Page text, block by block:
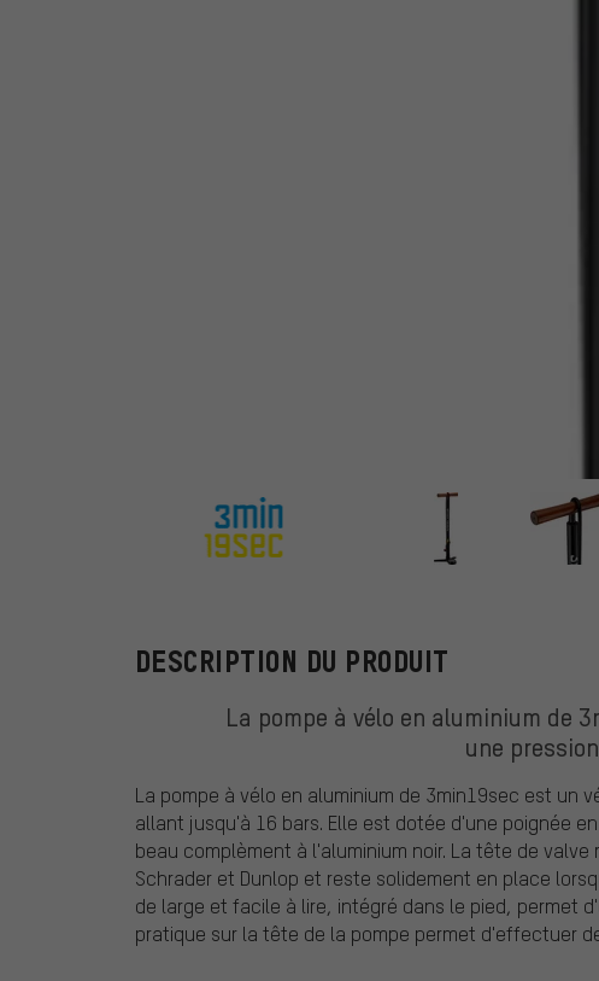
3min19sec
DESCRIPTION DU PRODUIT
La pompe à vélo en aluminium de
une
La pompe à vélo en aluminium de 3min19sec est un
allant jusqu'à 16 bars. Elle est dotée d'une poignée
beau complèment à l'aluminium noir. La tête de
Schrader et Dunlop et reste solidement en place
de large et facile à lire, intégré dans le pied, permet
pratique sur la tête de la pompe permet d'effectuer